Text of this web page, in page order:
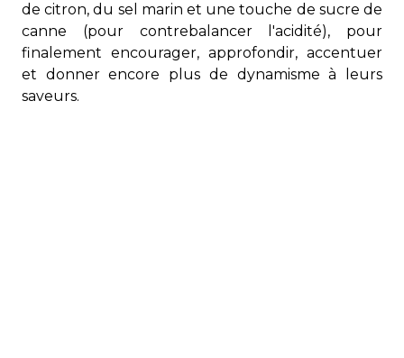
de citron, du sel marin et une touche de sucre de
canne (pour contrebalancer l'acidité), pour
finalement encourager, approfondir, accentuer
et donner encore plus de dynamisme à leurs
saveurs.